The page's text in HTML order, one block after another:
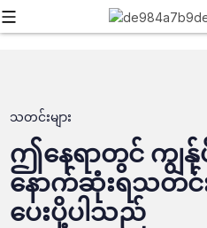
သတင်းများ
ဤနေရာတွင် က
နောက်ဆုံးရသတင်
ပေးပို့ပါသည်